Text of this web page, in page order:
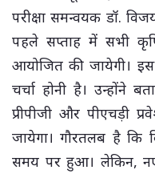
परीक्षा समन्वयक डॉ.
पहले सप्ताह में सभी
आयोजित की जायेगी।
चर्चा होनी है। उन्होंने
प्रीपीजी और पीएचड़ी
जायेगा। गौरतलब है कि
समय पर हुआ। लेकिन, नए